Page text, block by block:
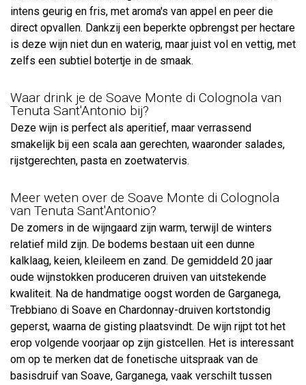
intens geurig en fris, met aroma's van appel en peer die
direct opvallen. Dankzij een beperkte opbrengst per hectare
is deze wijn niet dun en waterig, maar juist vol en vettig, met
zelfs een subtiel botertje in de smaak.
Waar drink je de Soave Monte di Colognola van
Tenuta Sant'Antonio bij?
Deze wijn is perfect als aperitief, maar verrassend
smakelijk bij een scala aan gerechten, waaronder salades,
rijstgerechten, pasta en zoetwatervis.
Meer weten over de Soave Monte di Colognola
van Tenuta Sant'Antonio?
De zomers in de wijngaard zijn warm, terwijl de winters
relatief mild zijn. De bodems bestaan uit een dunne
kalklaag, keien, kleileem en zand. De gemiddeld 20 jaar
oude wijnstokken produceren druiven van uitstekende
kwaliteit. Na de handmatige oogst worden de Garganega,
Trebbiano di Soave en Chardonnay-druiven kortstondig
geperst, waarna de gisting plaatsvindt. De wijn rijpt tot het
erop volgende voorjaar op zijn gistcellen. Het is interessant
om op te merken dat de fonetische uitspraak van de
basisdruif van Soave, Garganega, vaak verschilt tussen